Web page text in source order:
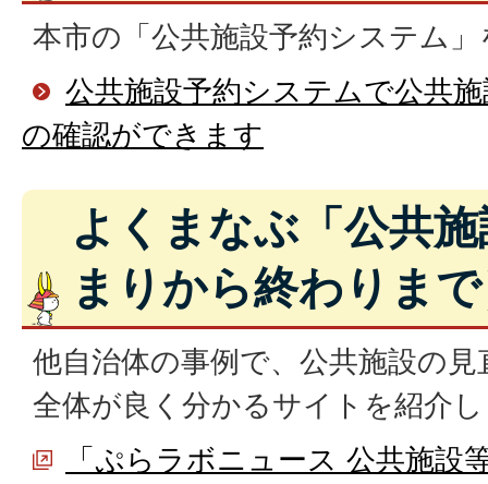
本市の「公共施設予約システム
公共施設予約システムで公共
の確認ができます
よくまなぶ「公共
まりから終わりま
他自治体の事例で、公共施設の
全体が良く分かるサイトを紹介
「ぷらラボニュース 公共施設